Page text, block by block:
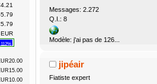
EUR
112%
Messages: 2.272
Q.I.: 8
Modèle: j'ai pas de 126...
jipéair
Fiatiste expert